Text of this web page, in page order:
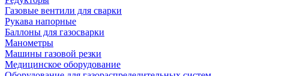
Газовые вентили для сварки
Рукава напорные
Баллоны для газосварки
Манометры
Машины газовой резки
Медицинское оборудование